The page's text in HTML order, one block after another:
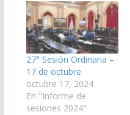
27° Sesión Ordinaria –
17 de octubre
octubre 17, 2024
En "Informe de
sesiones 2024"